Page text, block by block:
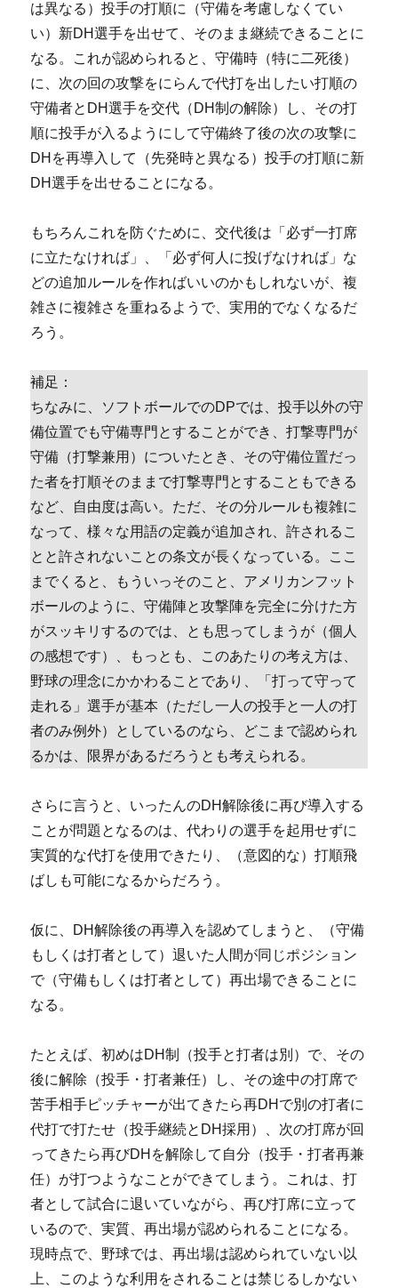
は異なる）投手の打順に（守備を考慮しなくてい
い）新DH選手を出せて、そのまま継続できることに
なる。これが認められると、守備時（特に二死後）
に、次の回の攻撃をにらんで代打を出したい打順の
守備者とDH選手を交代（DH制の解除）し、その打
順に投手が入るようにして守備終了後の次の攻撃に
DHを再導入して（先発時と異なる）投手の打順に新
DH選手を出せることになる。
もちろんこれを防ぐために、交代後は「必ず一打席
に立たなければ」、「必ず何人に投げなければ」な
どの追加ルールを作ればいいのかもしれないが、複
雑さに複雑さを重ねるようで、実用的でなくなるだ
ろう。
補足：
ちなみに、ソフトボールでのDPでは、投手以外の守
備位置でも守備専門とすることができ、打撃専門が
守備（打撃兼用）についたとき、その守備位置だっ
た者を打順そのままで打撃専門とすることもできる
など、自由度は高い。ただ、その分ルールも複雑に
なって、様々な用語の定義が追加され、許されるこ
とと許されないことの条文が長くなっている。ここ
までくると、もういっそのこと、アメリカンフット
ボールのように、守備陣と攻撃陣を完全に分けた方
がスッキリするのでは、とも思ってしまうが（個人
の感想です）、もっとも、このあたりの考え方は、
野球の理念にかかわることであり、「打って守って
走れる」選手が基本（ただし一人の投手と一人の打
者のみ例外）としているのなら、どこまで認められ
るかは、限界があるだろうとも考えられる。
さらに言うと、いったんのDH解除後に再び導入する
ことが問題となるのは、代わりの選手を起用せずに
実質的な代打を使用できたり、（意図的な）打順飛
ばしも可能になるからだろう。
仮に、DH解除後の再導入を認めてしまうと、（守備
もしくは打者として）退いた人間が同じポジション
で（守備もしくは打者として）再出場できることに
なる。
たとえば、初めはDH制（投手と打者は別）で、その
後に解除（投手・打者兼任）し、その途中の打席で
苦手相手ピッチャーが出てきたら再DHで別の打者に
代打で打たせ（投手継続とDH採用）、次の打席が回
ってきたら再びDHを解除して自分（投手・打者再兼
任）が打つようなことができてしまう。これは、打
者として試合に退いていながら、再び打席に立って
いるので、実質、再出場が認められることになる。
現時点で、野球では、再出場は認められていない以
上、このような利用をされることは禁じるしかない